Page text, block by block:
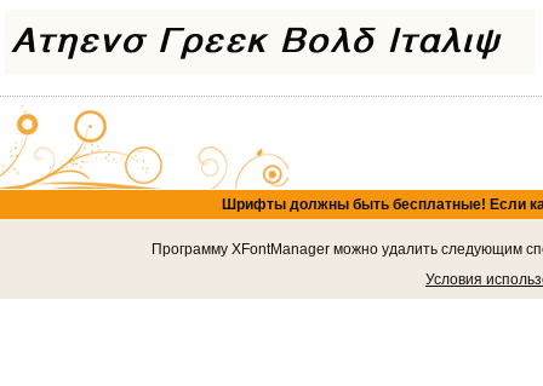
Шрифты должны быть бесплатные! Если
Программу XFontManager можно удалить следующим
Условия